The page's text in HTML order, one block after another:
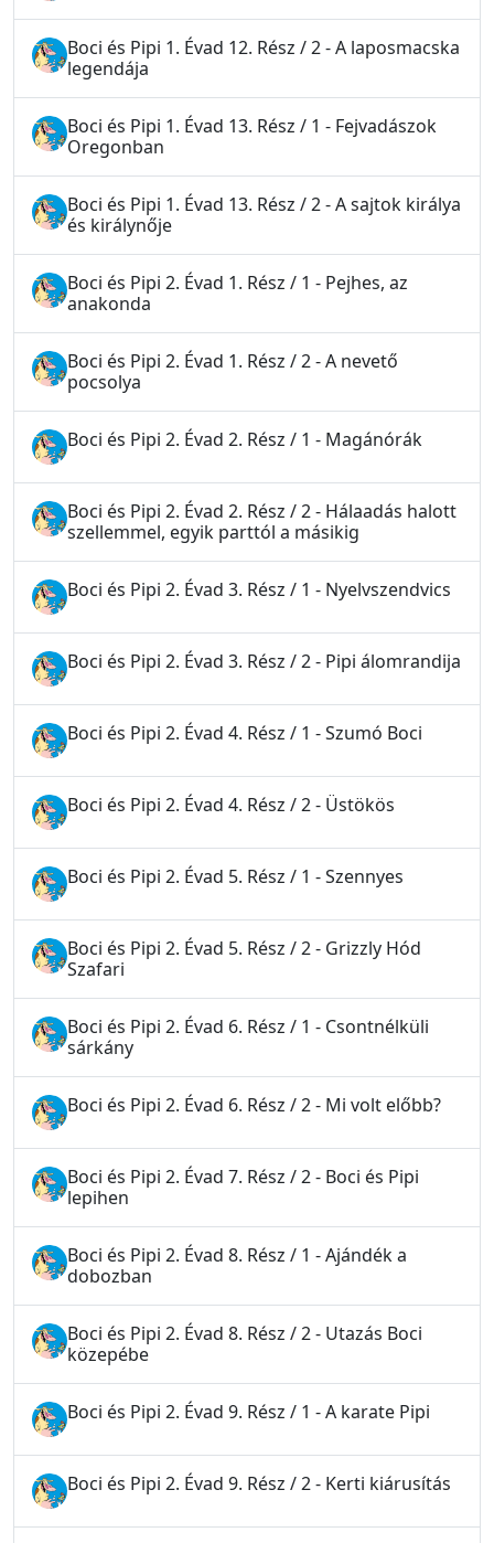
Boci és Pipi 1. Évad 12. Rész / 2 - A laposmacska
legendája
Boci és Pipi 1. Évad 13. Rész / 1 - Fejvadászok
Oregonban
Boci és Pipi 1. Évad 13. Rész / 2 - A sajtok királya
és királynője
Boci és Pipi 2. Évad 1. Rész / 1 - Pejhes, az
anakonda
Boci és Pipi 2. Évad 1. Rész / 2 - A nevető
pocsolya
Boci és Pipi 2. Évad 2. Rész / 1 - Magánórák
Boci és Pipi 2. Évad 2. Rész / 2 - Hálaadás halott
szellemmel, egyik parttól a másikig
Boci és Pipi 2. Évad 3. Rész / 1 - Nyelvszendvics
Boci és Pipi 2. Évad 3. Rész / 2 - Pipi álomrandija
Boci és Pipi 2. Évad 4. Rész / 1 - Szumó Boci
Boci és Pipi 2. Évad 4. Rész / 2 - Üstökös
Boci és Pipi 2. Évad 5. Rész / 1 - Szennyes
Boci és Pipi 2. Évad 5. Rész / 2 - Grizzly Hód
Szafari
Boci és Pipi 2. Évad 6. Rész / 1 - Csontnélküli
sárkány
Boci és Pipi 2. Évad 6. Rész / 2 - Mi volt előbb?
Boci és Pipi 2. Évad 7. Rész / 2 - Boci és Pipi
lepihen
Boci és Pipi 2. Évad 8. Rész / 1 - Ajándék a
dobozban
Boci és Pipi 2. Évad 8. Rész / 2 - Utazás Boci
közepébe
Boci és Pipi 2. Évad 9. Rész / 1 - A karate Pipi
Boci és Pipi 2. Évad 9. Rész / 2 - Kerti kiárusítás